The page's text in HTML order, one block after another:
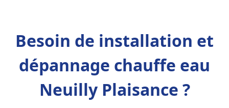
Besoin de installation et
dépannage chauffe eau
Neuilly Plaisance ?